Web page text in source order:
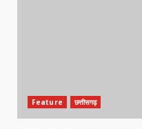
Feature छत्तीसगढ़